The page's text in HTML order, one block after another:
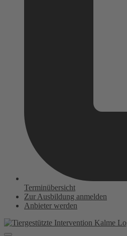
Terminübersicht
Zur Ausbildung anmelden
Anbieter werden